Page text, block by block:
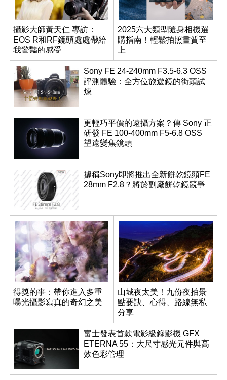
攝影大師黃天仁 專訪：
EOS R和RF鏡頭處處帶給
我驚豔的感受
2025六大類型隨身相機選
購指南！輕鬆拍照畫質至
上
Sony FE 24-240mm F3.5-6.3 OSS
評測體驗：全方位旅遊鏡的街頭試
煉
更輕巧平價的遠攝方案？傳 Sony 正
研發 FE 100-400mm F5-6.8 OSS
望遠變焦鏡頭
據稱Sony即將推出全新餅乾鏡頭FE
28mm F2.8？將於副廠餅乾鏡競爭
得獎的事：帶你進入多重
曝光攝影寫真的奇幻之美
山城夜太美！九份夜拍景
點要訣、心得、路線無私
分享
富士發表首款電影級錄影機 GFX
ETERNA 55：大尺寸感光元件與高
效色彩管理